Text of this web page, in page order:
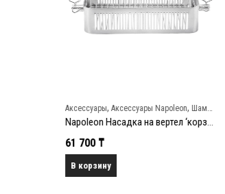
Аксессуары,Аксессуары Napoleon,Шампуры и вертелы
Napoleon Насадка на вертел ‘корзинка’ (с регулировкой зажима)
61 700₸
В корзину